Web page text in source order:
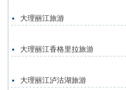
大理丽江旅游
大理丽江香格里拉旅游
大理丽江泸沽湖旅游